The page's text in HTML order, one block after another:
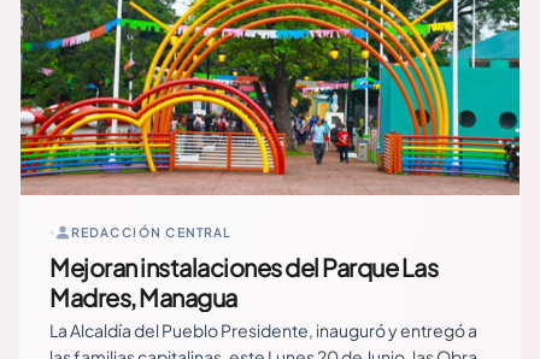
REDACCIÓN CENTRAL
Mejoran instalaciones del Parque Las
Madres, Managua
La Alcaldía del Pueblo Presidente, inauguró y entregó a